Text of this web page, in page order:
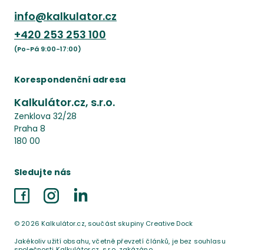
info@kalkulator.cz
+420 253 253 100
(Po-Pá 9:00-17:00)
Korespondenční adresa
Kalkulátor.cz, s.r.o.
Zenklova 32/28
Praha 8
180 00
Sledujte nás
FacebookInstagramLinkedIn
© 2026 Kalkulátor.cz, součást skupiny Creative Dock
Jakékoliv užití obsahu, včetně převzetí článků, je bez souhlasu